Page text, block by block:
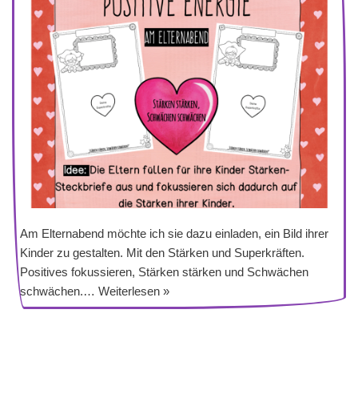
Am Elternabend möchte ich sie dazu einladen, ein Bild ihrer
Kinder zu gestalten. Mit den Stärken und Superkräften.
Positives fokussieren, Stärken stärken und Schwächen
schwächen.… Weiterlesen »